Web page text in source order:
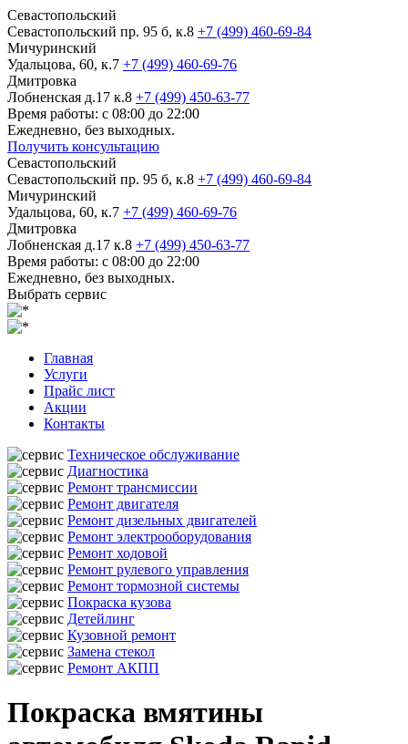
Севастопольский
Севастопольский пр. 95 б, к.8 +7 (499) 460-69-84
Мичуринский
Удальцова, 60, к.7 +7 (499) 460-69-76
Дмитровка
Лобненская д.17 к.8 +7 (499) 450-63-77
Время работы: с 08:00 до 22:00
Ежедневно, без выходных.
Получить консультацию
Севастопольский
Севастопольский пр. 95 б, к.8 +7 (499) 460-69-84
Мичуринский
Удальцова, 60, к.7 +7 (499) 460-69-76
Дмитровка
Лобненская д.17 к.8 +7 (499) 450-63-77
Время работы: с 08:00 до 22:00
Ежедневно, без выходных.
Выбрать сервис
Главная
Услуги
Прайс лист
Акции
Контакты
Техническое обслуживание
Диагностика
Ремонт трансмиссии
Ремонт двигателя
Ремонт дизельных двигателей
Ремонт электрооборудования
Ремонт ходовой
Ремонт рулевого управления
Ремонт тормозной системы
Покраска кузова
Детейлинг
Кузовной ремонт
Замена стекол
Ремонт АКПП
Покраска вмятины